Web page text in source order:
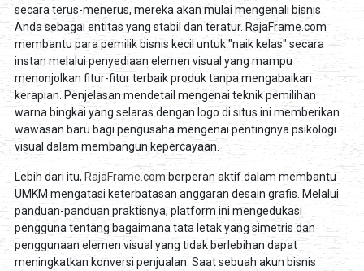
secara terus-menerus, mereka akan mulai mengenali bisnis
Anda sebagai entitas yang stabil dan teratur. RajaFrame.com
membantu para pemilik bisnis kecil untuk "naik kelas" secara
instan melalui penyediaan elemen visual yang mampu
menonjolkan fitur-fitur terbaik produk tanpa mengabaikan
kerapian. Penjelasan mendetail mengenai teknik pemilihan
warna bingkai yang selaras dengan logo di situs ini memberikan
wawasan baru bagi pengusaha mengenai pentingnya psikologi
visual dalam membangun kepercayaan.
Lebih dari itu, RajaFrame.com berperan aktif dalam membantu
UMKM mengatasi keterbatasan anggaran desain grafis. Melalui
panduan-panduan praktisnya, platform ini mengedukasi
pengguna tentang bagaimana tata letak yang simetris dan
penggunaan elemen visual yang tidak berlebihan dapat
meningkatkan konversi penjualan. Saat sebuah akun bisnis